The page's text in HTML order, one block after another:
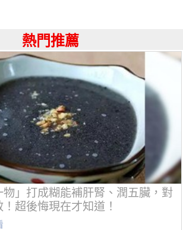
熱門推薦
物」打成糊能補肝腎、潤五臟，對
超後悔現在才知道！